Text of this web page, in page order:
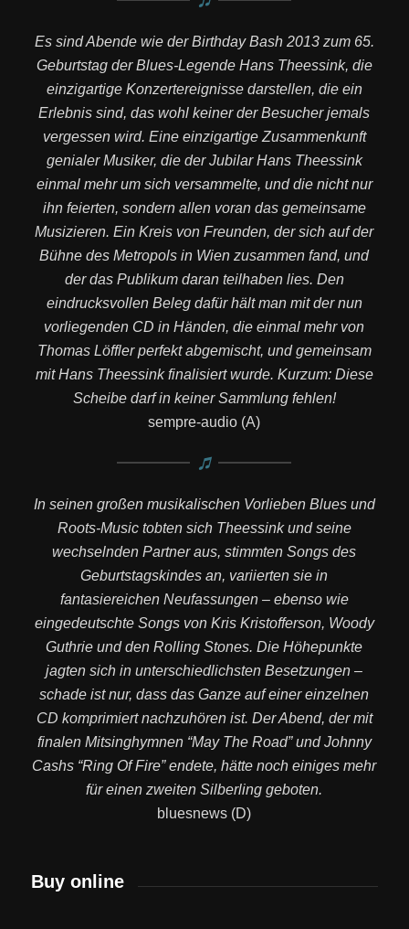
Es sind Abende wie der Birthday Bash 2013 zum 65.
Geburtstag der Blues-Legende Hans Theessink, die
einzigartige Konzertereignisse darstellen, die ein
Erlebnis sind, das wohl keiner der Besucher jemals
vergessen wird. Eine einzigartige Zusammenkunft
genialer Musiker, die der Jubilar Hans Theessink
einmal mehr um sich versammelte, und die nicht nur
ihn feierten, sondern allen voran das gemeinsame
Musizieren. Ein Kreis von Freunden, der sich auf der
Bühne des Metropols in Wien zusammen fand, und
der das Publikum daran teilhaben lies. Den
eindrucksvollen Beleg dafür hält man mit der nun
vorliegenden CD in Händen, die einmal mehr von
Thomas Löffler perfekt abgemischt, und gemeinsam
mit Hans Theessink finalisiert wurde. Kurzum: Diese
Scheibe darf in keiner Sammlung fehlen!
sempre-audio (A)
In seinen großen musikalischen Vorlieben Blues und
Roots-Music tobten sich Theessink und seine
wechselnden Partner aus, stimmten Songs des
Geburtstagskindes an, variierten sie in
fantasiereichen Neufassungen – ebenso wie
eingedeutschte Songs von Kris Kristofferson, Woody
Guthrie und den Rolling Stones. Die Höhepunkte
jagten sich in unterschiedlichsten Besetzungen –
schade ist nur, dass das Ganze auf einer einzelnen
CD komprimiert nachzuhören ist. Der Abend, der mit
finalen Mitsinghymnen “May The Road” und Johnny
Cashs “Ring Of Fire” endete, hätte noch einiges mehr
für einen zweiten Silberling geboten.
bluesnews (D)
Buy online